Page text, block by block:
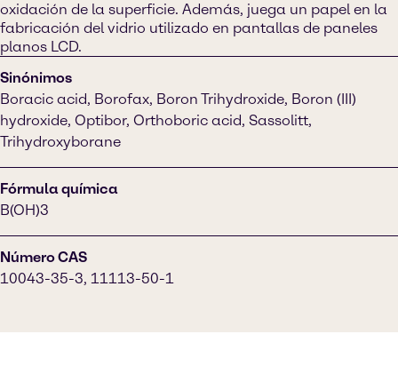
oxidación de la superficie. Además, juega un papel en la
fabricación del vidrio utilizado en pantallas de paneles
planos LCD.
Sinónimos
Boracic acid, Borofax, Boron Trihydroxide, Boron (III)
hydroxide, Optibor, Orthoboric acid, Sassolitt,
Trihydroxyborane
Fórmula química
B(OH)3
Número CAS
10043-35-3, 11113-50-1